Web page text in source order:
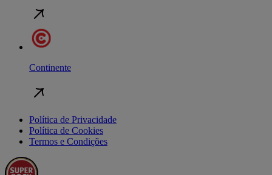
Continente
Política de Privacidade
Política de Cookies
Termos e Condições